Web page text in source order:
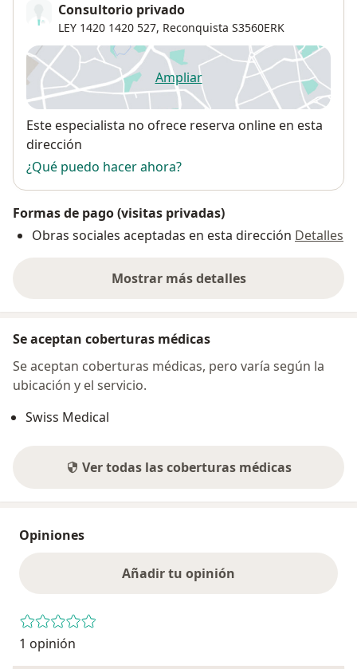
Consultorio privado
LEY 1420 1420 527, Reconquista S3560ERK
Ampliarse abre en una nueva
Disponibilidad
Este especialista no ofrece reserva online en esta
dirección
¿Qué puedo hacer ahora?
Formas de pago (visitas privadas)
Obras sociales aceptadas en esta dirección Detalles
Mostrar más detalles
sobre la dirección
Se aceptan coberturas médicas
Se aceptan coberturas médicas, pero varía según la
ubicación y el servicio.
Swiss Medical
Ver todas las coberturas médicas
Opiniones
Añadir tu opinión
1 opinión